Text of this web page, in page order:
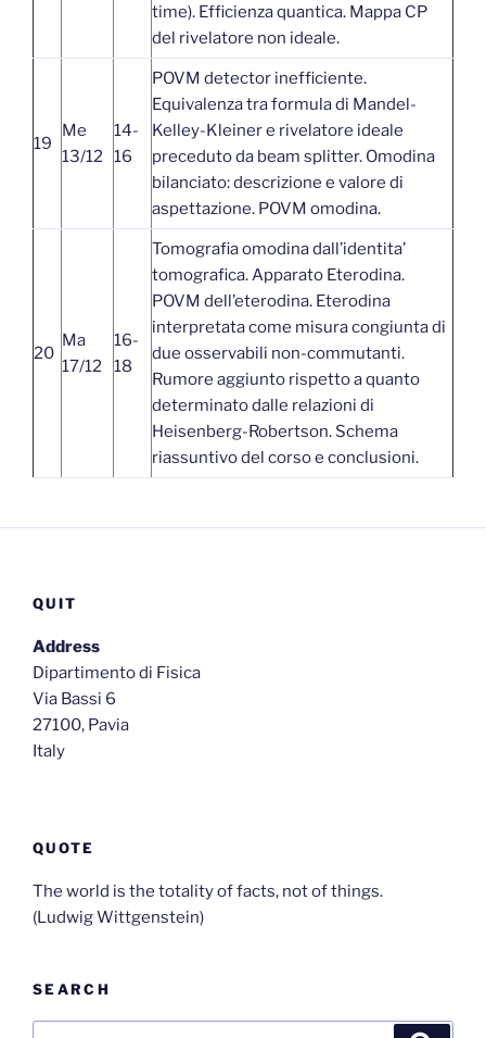
time). Efficienza quantica. Mappa CP
del rivelatore non ideale.
19
Me
13/12
14-
16
POVM detector inefficiente.
Equivalenza tra formula di Mandel-
Kelley-Kleiner e rivelatore ideale
preceduto da beam splitter. Omodina
bilanciato: descrizione e valore di
aspettazione. POVM omodina.
20
Ma
17/12
16-
18
Tomografia omodina dall’identita’
tomografica. Apparato Eterodina.
POVM dell’eterodina. Eterodina
interpretata come misura congiunta di
due osservabili non-commutanti.
Rumore aggiunto rispetto a quanto
determinato dalle relazioni di
Heisenberg-Robertson. Schema
riassuntivo del corso e conclusioni.
QUIT
Address
Dipartimento di Fisica
Via Bassi 6
27100, Pavia
Italy
QUOTE
The world is the totality of facts, not of things.
(Ludwig Wittgenstein)
SEARCH